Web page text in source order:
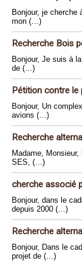
Bonjour, je cherche
mon (…)
Recherche Bois
Bonjour, Je suis à
de (…)
Pétition contre le
Bonjour, Un
avions (…)
Recherche
Madame,
SES, (…)
cherche associé
Bonjour, dans le
depuis 2000 (…)
Recherche
Bonjour, Dans le
projet de (…)